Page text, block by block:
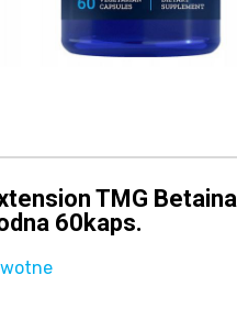
TMG Betaina
60kaps.